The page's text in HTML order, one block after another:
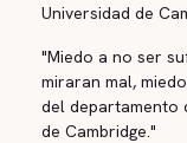
Universidad de
"Miedo a no ser
miraran mal,
del departamento
de Cambridge."